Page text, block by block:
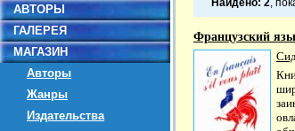
АВТОРЫ
ГАЛЕРЕЯ
МАГАЗИН
Авторы
Жанры
Издательства
Найдено: 2,
Французский